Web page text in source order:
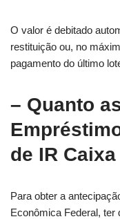
O valor é debitado
restituição ou, no
pagamento do último
– Quanto
de IR Caixa
Para obter a
Econômica Federal, ter